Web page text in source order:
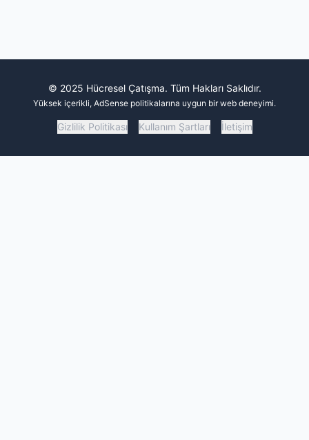
© 2025 Hücresel Çatışma. Tüm Hakları Saklıdır.
Yüksek içerikli, AdSense politikalarına uygun bir web deneyimi.
Gizlilik Politikası Kullanım Şartları İletişim